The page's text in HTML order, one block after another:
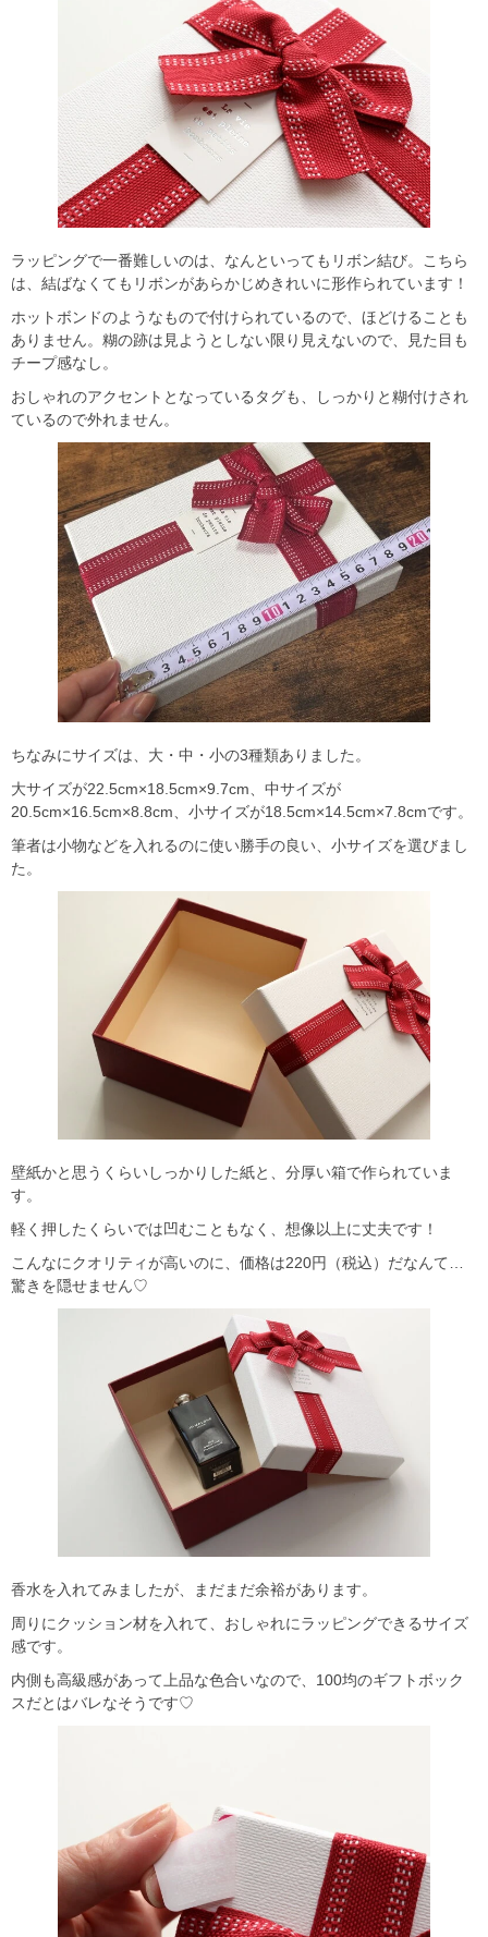
ラッピングで一番難しいのは、なんといってもリボン結び。こちら
は、結ばなくてもリボンがあらかじめきれいに形作られています！
ホットボンドのようなもので付けられているので、ほどけることも
ありません。糊の跡は見ようとしない限り見えないので、見た目も
チープ感なし。
おしゃれのアクセントとなっているタグも、しっかりと糊付けされ
ているので外れません。
ちなみにサイズは、大・中・小の3種類ありました。
大サイズが22.5cm×18.5cm×9.7cm、中サイズが
20.5cm×16.5cm×8.8cm、小サイズが18.5cm×14.5cm×7.8cmです。
筆者は小物などを入れるのに使い勝手の良い、小サイズを選びまし
た。
壁紙かと思うくらいしっかりした紙と、分厚い箱で作られていま
す。
軽く押したくらいでは凹むこともなく、想像以上に丈夫です！
こんなにクオリティが高いのに、価格は220円（税込）だなんて…
驚きを隠せません♡
香水を入れてみましたが、まだまだ余裕があります。
周りにクッション材を入れて、おしゃれにラッピングできるサイズ
感です。
内側も高級感があって上品な色合いなので、100均のギフトボック
スだとはバレなそうです♡